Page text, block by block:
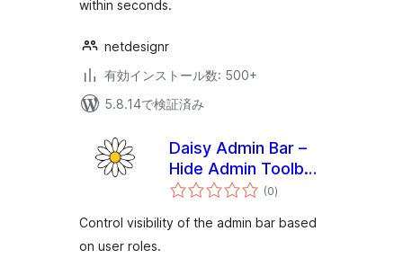
within seconds.
netdesignr
有効インストール数: 500+
5.8.14で検証済み
Daisy Admin Bar –
Hide Admin Toolbar
Based on User
Admin Bar from
(0個
の
価
)
Control visibility of the admin bar based
on user roles.